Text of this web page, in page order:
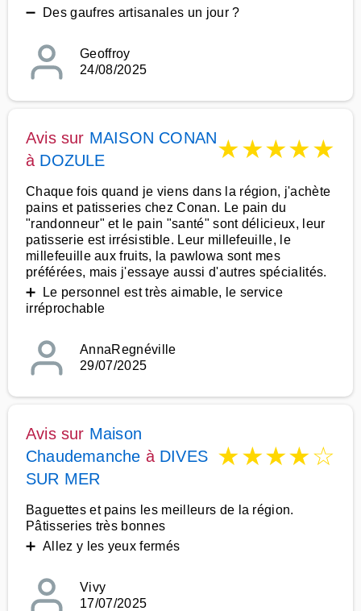
➖ Des gaufres artisanales un jour ?
Geoffroy
24/08/2025
Avis sur MAISON CONAN
à DOZULE ★★★★★
Chaque fois quand je viens dans la région, j'achète
pains et patisseries chez Conan. Le pain du
"randonneur" et le pain "santé" sont délicieux, leur
patisserie est irrésistible. Leur millefeuille, le
millefeuille aux fruits, la pawlowa sont mes
préférées, mais j'essaye aussi d'autres spécialités.
➕ Le personnel est très aimable, le service
irréprochable
AnnaRegnéville
29/07/2025
Avis sur Maison
Chaudemanche à DIVES
SUR MER
★★★★☆
Baguettes et pains les meilleurs de la région.
Pâtisseries très bonnes
➕ Allez y les yeux fermés
Vivy
17/07/2025